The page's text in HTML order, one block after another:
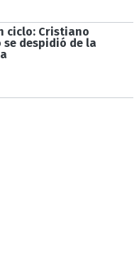
ciclo: Cristiano
se despidió de la